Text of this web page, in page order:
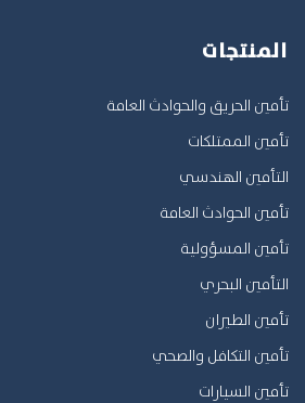
المنتجات
تأمين الحريق والحوادث العامة
تأمين الممتلكات
التأمين الهندسي
تأمين الحوادث العامة
تأمين المسؤولية
التأمين البحري
تأمين الطيران
تأمين التكافل والصحي
تأمين السيارات